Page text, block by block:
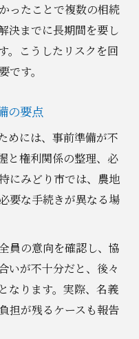
産分割の進め方
対策の要点
対策案まとめ表
産相続の工夫
る生前対策術
による不動産相続準
めのヒント
家の役割比較表
不動産相続のポイ
士の役割を知る
き専門家の見極め方
ったことで複数の相続
決までに長期間を要し
。こうしたリスクを回
す。
の要点
めには、事前準備が不
と権利関係の整理、必
にみどり市では、農地
要な手続きが異なる場
員の意向を確認し、協
いが不十分だと、後々
なります。実際、名義
担が残るケースも報告